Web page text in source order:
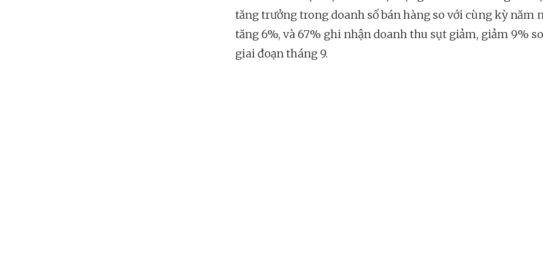
tăng trưởng trong doanh số bán hàng so với cùng kỳ năm
tăng 6%, và 67% ghi nhận doanh thu sụt giảm, giảm 9%
giai đoạn tháng 9.